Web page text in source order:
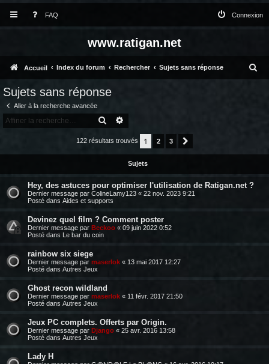
FAQ Connexion
www.ratigan.net
Accueil Index du forum Rechercher Sujets sans réponse
Sujets sans réponse
Aller à la recherche avancée
RECHERCHER
122 résultats trouvés 1 2 3
Sujets
Hey, des astuces pour optimiser l'utilisation de Ratigan.net ?
Dernier message par ColineLamy123 « 22 nov. 2023 9:21
Posté dans Aides et supports
Devinez quel film ? Comment poster
Dernier message par Beckoo « 09 juin 2022 0:52
Posté dans Le bar du coin
rainbow six siege
Dernier message par maserlok « 13 mai 2017 12:27
Posté dans Autres Jeux
Ghost recon wildland
Dernier message par maserlok « 11 févr. 2017 21:50
Posté dans Autres Jeux
Jeux PC complets. Offerts par Origin.
Dernier message par Django « 25 avr. 2016 13:58
Posté dans Autres Jeux
Lady H